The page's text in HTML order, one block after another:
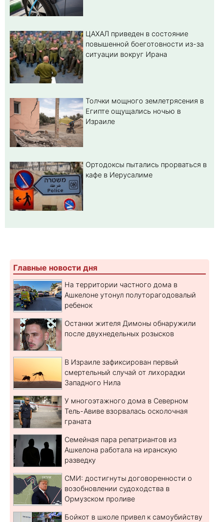
ЦАХАЛ приведен в состояние
повышенной боеготовности из-за
ситуации вокруг Ирана
Толчки мощного землетрясения в
Египте ощущались ночью в
Израиле
Ортодоксы пытались прорваться в
кафе в Иерусалиме
Главные новости дня
На территории частного дома в
Ашкелоне утонул полуторагодовалый
ребенок
Останки жителя Димоны обнаружили
после двухнедельных розысков
В Израиле зафиксирован первый
смертельный случай от лихорадки
Западного Нила
У многоэтажного дома в Северном
Тель-Авиве взорвалась осколочная
граната
Семейная пара репатриантов из
Ашкелона работала на иранскую
разведку
СМИ: достигнуты договоренности о
возобновлении судоходства в
Ормузском проливе
Бойкот в школе привел к самоубийству